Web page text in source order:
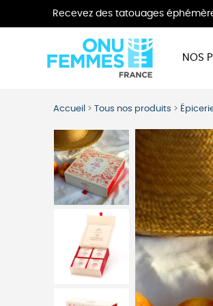
Recevez des tatouages
NOS
Accueil >Tous nos produits >